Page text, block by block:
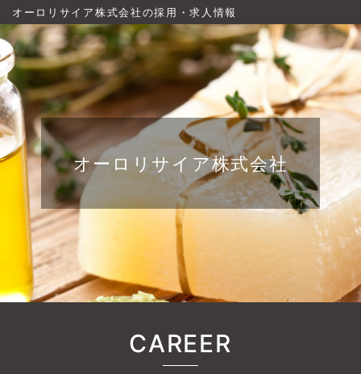
オーロリサイア株式会社の採用・求人情報
オーロリサイア株式会社
CAREER